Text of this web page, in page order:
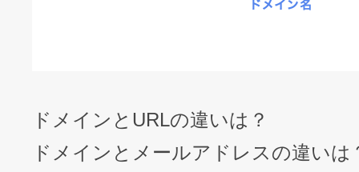
ドメインとURLの違いは？
ドメインとメールアドレスの違いは